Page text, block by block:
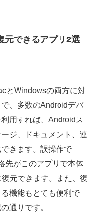
元できるアプリ2選
とWindowsの両方に対
、多数のAndroidデバ
用すれば、Androidス
ジ、ドキュメント、連
きます。誤操作で
先がこのアプリで本体
元できます。また、復
機能もとても便利で
通りです。